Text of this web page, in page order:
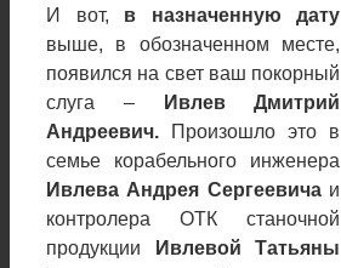
И вот, в назначенную дату
выше, в обозначенном месте,
появился на свет ваш покорный
слуга –
Ивлев Дмитрий
Андреевич. Произошло это в
семье корабельного инженера
Ивлева Андрея Сергеевичаи
контролера ОТК станочной
продукции
Ивлевой Татьяны